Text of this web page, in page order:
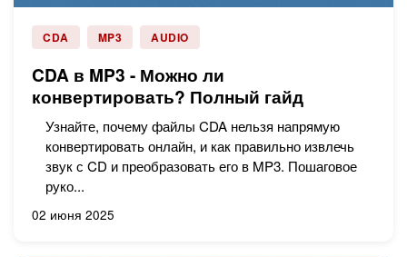
CDA MP3 AUDIO
CDA в MP3 - Можно ли
конвертировать? Полный гайд
Узнайте, почему файлы CDA нельзя напрямую
конвертировать онлайн, и как правильно извлечь
звук с CD и преобразовать его в MP3. Пошаговое
руко...
02 июня 2025